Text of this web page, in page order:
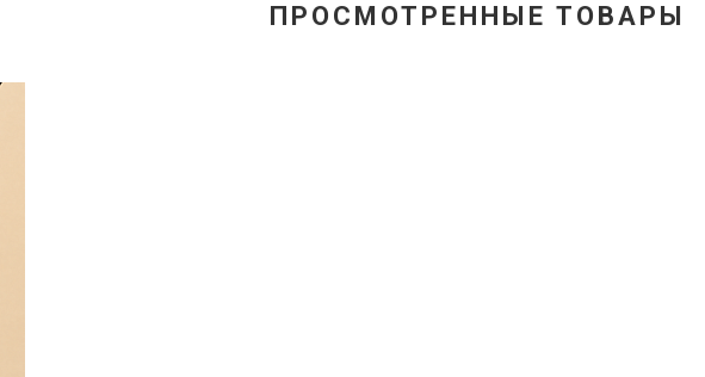
ПРОСМОТРЕННЫЕ ТОВАРЫ